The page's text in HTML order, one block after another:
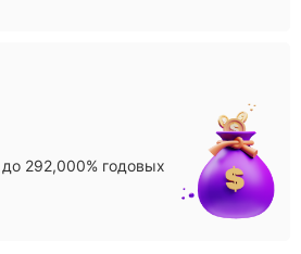
292,000% годовых